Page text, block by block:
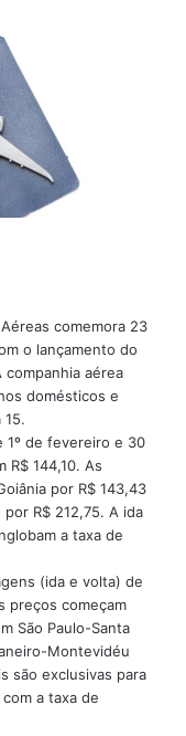
comemora 23
o lançamento do
companhia aérea
domésticos e
15.
1º de fevereiro e 30
144,10. As
por R$ 143,43
R$ 212,75. A ida
a taxa de
(ida e volta) de
preços começam
São Paulo-Santa
Montevidéu
são exclusivas para
a taxa de